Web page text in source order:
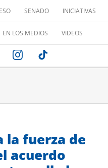
SENADO INICIATIVAS
EN LOS MEDIOS VIDEOS
FacebookInstagram
la fuerza de
acuerdo